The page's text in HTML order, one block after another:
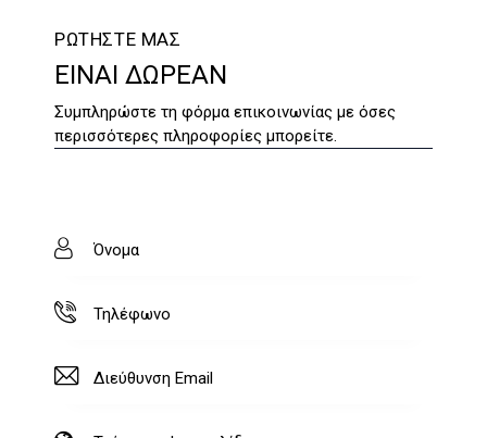
ΡΩΤΗΣΤΕ ΜΑΣ
ΕΙΝΑΙ ΔΩΡΕΑΝ
Συμπληρώστε τη φόρμα επικοινωνίας με όσες
περισσότερες πληροφορίες μπορείτε.